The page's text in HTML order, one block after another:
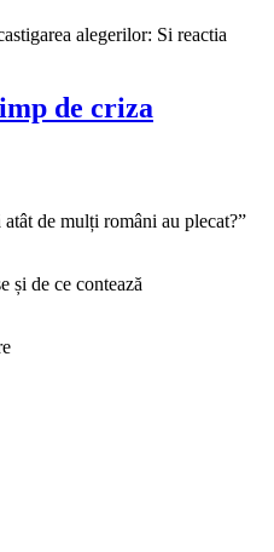
alegerilor: Si reactia
de criza
de mulți români au plecat?”
și de ce contează